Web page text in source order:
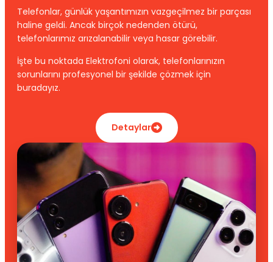
Telefonlar, günlük yaşantımızın vazgeçilmez bir parçası
haline geldi. Ancak birçok nedenden ötürü,
telefonlarımız arızalanabilir veya hasar görebilir.
İşte bu noktada Elektrofoni olarak, telefonlarınızın
sorunlarını profesyonel bir şekilde çözmek için
buradayız.
Detaylar